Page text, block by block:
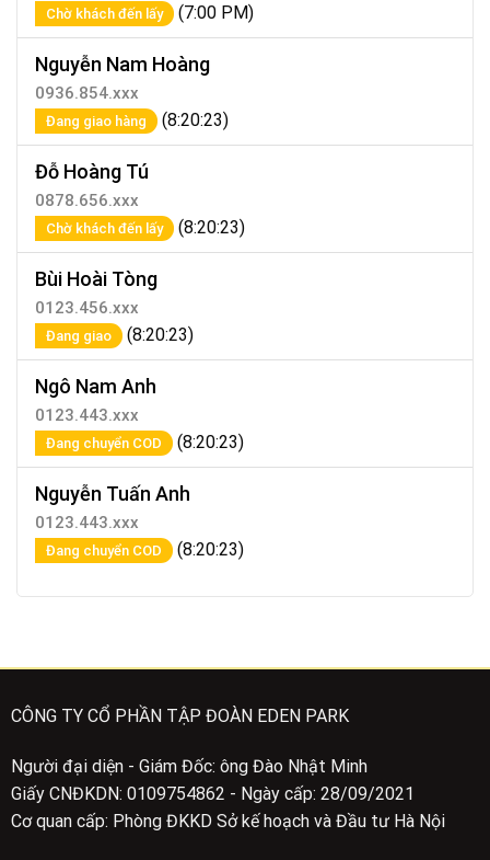
Chờ khách đến lấy (7:00 PM)
Nguyễn Nam Hoàng
0936.854.xxx
Đang giao hàng (8:20:23)
Đỗ Hoàng Tú
0878.656.xxx
Chờ khách đến lấy (8:20:23)
Bùi Hoài Tòng
0123.456.xxx
Đang giao (8:20:23)
Ngô Nam Anh
0123.443.xxx
Đang chuyển COD (8:20:23)
Nguyễn Tuấn Anh
0123.443.xxx
Đang chuyển COD (8:20:23)
CÔNG TY CỔ PHẦN TẬP ĐOÀN EDEN PARK
Người đại diện - Giám Đốc: ông Đào Nhật Minh
Giấy CNĐKDN: 0109754862 - Ngày cấp: 28/09/2021
Cơ quan cấp: Phòng ĐKKD Sở kế hoạch và Đầu tư Hà Nội